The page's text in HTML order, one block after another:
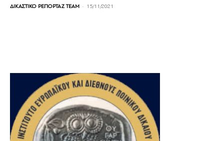
ΔΙΚΑΣΤΙΚΟ ΡΕΠΟΡΤΑΖ TEAM - 15/11/2021